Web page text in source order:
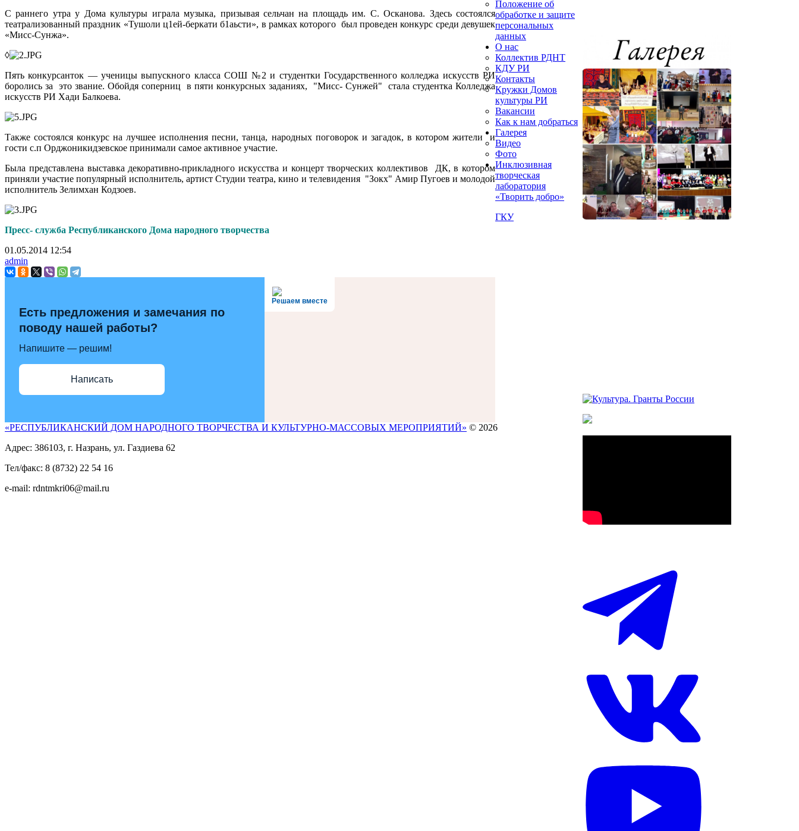
С раннего утра у Дома культуры играла музыка, призывая сельчан на площадь им. С. Осканова. Здесь состоялся
театрализованный праздник «Тушоли ц1ей-беркати б1аьсти», в рамках которого был проведен конкурс среди девушек
«Мисс-Сунжа».
◊
Пять конкурсанток — ученицы выпускного класса СОШ №2 и студентки Государственного колледжа искусств РИ
боролись за это звание. Обойдя соперниц в пяти конкурсных заданиях, "Мисс- Сунжей" стала студентка Колледжа
искусств РИ Хади Балкоева.
Также состоялся конкурс на лучшее исполнения песни, танца, народных поговорок и загадок, в котором жители и
гости с.п Орджоникидзевское принимали самое активное участие.
Была представлена выставка декоративно-прикладного искусства и концерт творческих коллективов ДК, в котором
приняли участие популярный исполнитель, артист Студии театра, кино и телевидения "Зокх" Амир Пугоев и молодой
исполнитель Зелимхан Кодзоев.
Пресс- служба Республиканского Дома народного творчества
01.05.2014 12:54
admin
Решаем вместе
Есть предложения и замечания по
поводу нашей работы?
Напишите — решим!
Написать
Положение об
обработке и защите
персональных
данных
О нас
Коллектив РДНТ
КДУ РИ
Контакты
Кружки Домов
культуры РИ
Вакансии
Как к нам добраться
Галерея
Видео
Фото
Инклюзивная
творческая
лаборатория
«Творить добро»
ГКУ
«РЕСПУБЛИКАНСКИЙ ДОМ НАРОДНОГО ТВОРЧЕСТВА И КУЛЬТУРНО-МАССОВЫХ МЕРОПРИЯТИЙ» © 2026
Адрес: 386103, г. Назрань, ул. Газдиева 62
Тел/факс: 8 (8732) 22 54 16
e-mail: rdntmkri06@mail.ru